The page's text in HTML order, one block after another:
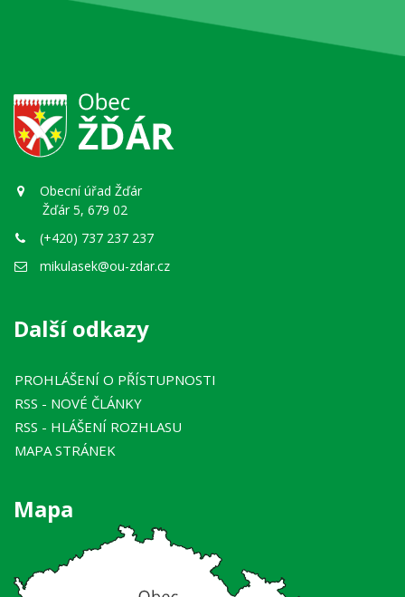
Obecní úřad Žďár
Žďár 5, 679 02
(+420) 737 237 237
mikulasek@ou-zdar.cz
Další odkazy
PROHLÁŠENÍ O PŘÍSTUPNOSTI
RSS - NOVÉ ČLÁNKY
RSS - HLÁŠENÍ ROZHLASU
MAPA STRÁNEK
Mapa